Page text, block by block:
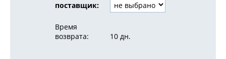
поставщик:
Время
возврата:
10 дн.